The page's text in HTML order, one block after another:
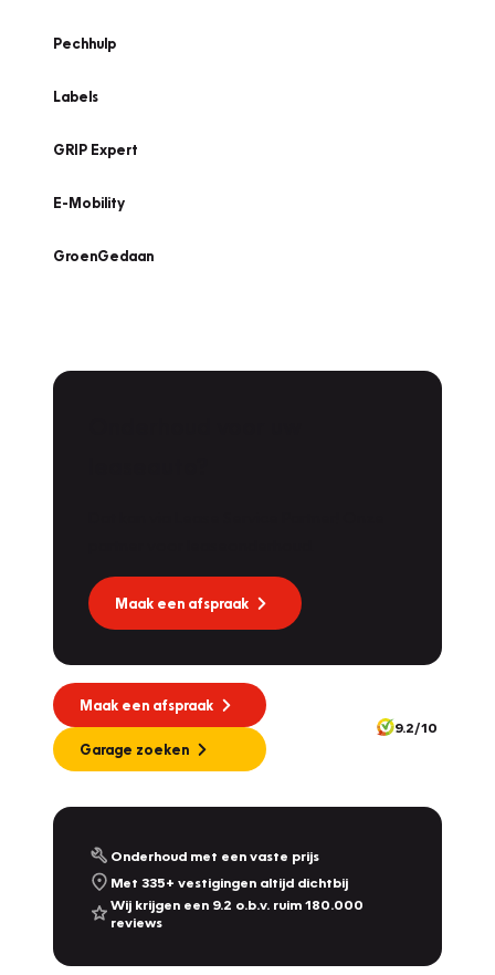
Pechhulp
Labels
GRIP Expert
E-Mobility
GroenGedaan
Maak een afspraak
Maak een afspraak
Garage zoeken
9.2/10
Onderhoud met een vaste prijs
Met 335+ vestigingen altijd dichtbij
Wij krijgen een 9.2 o.b.v. ruim 180.000
reviews